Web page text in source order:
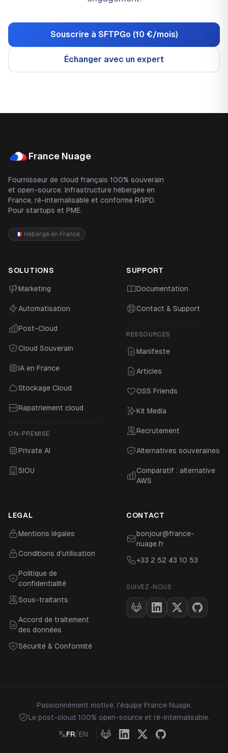
Souscrire à SFTPGo (10 €/mois)
Échanger avec un expert
France Nuage
Fournisseur de cloud français 100% souverain
et open-source. Infrastructure hébergée en
France, ré-internalisable et conforme RGPD.
Pour startups et PME.
Hébergé en France
SOLUTIONS
Marketing
Automatisation
Post-Cloud
Cloud Souverain
IA en France
Stockage Cloud
Rapatriement cloud
ON-PREMISE
Private AI
SIOU
SUPPORT
Documentation
Contact & Support
RESSOURCES
Manifeste
Articles
OSS Friends
Kit Media
Recrutement
Alternatives souveraines
Comparatif : alternative
AWS
LEGAL
Mentions légales
Conditions d'utilisation
Politique de
confidentialité
Sous-traitants
Accord de traitement
des données
Sécurité & Conformité
CONTACT
bonjour@france-
nuage.fr
+33 2 52 43 10 53
SUIVEZ-NOUS
GitLabLinkedIn
X GitHub
Passionnément motivé, l'équipe France Nuage.
Le post-cloud 100% open-source et ré-internalisable.
FR/EN
GitLabLinkedIn
X GitHub